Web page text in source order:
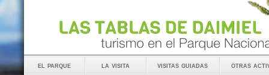
el parque la visita visitas guiadas otras